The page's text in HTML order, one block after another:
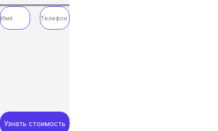
Узнать стоимость